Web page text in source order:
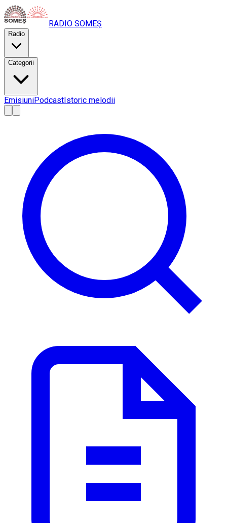
RADIO SOMEȘ
Radio
Categorii
EmisiuniPodcastIstoric melodii
AA